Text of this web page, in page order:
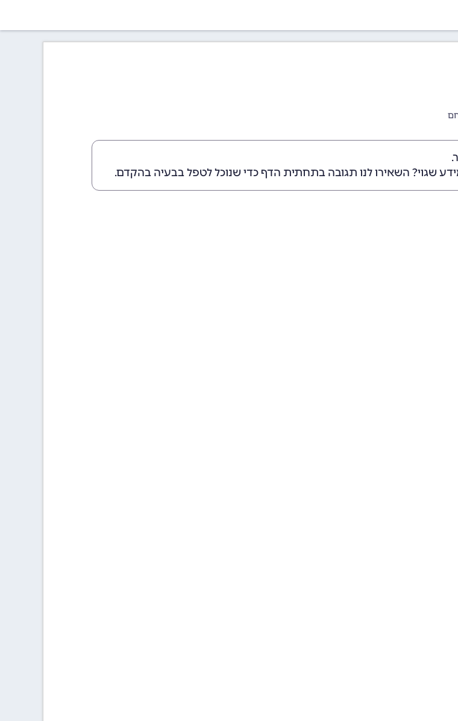
שגוי? השאירו לנו תגובה בתחתית הדף כדי שנוכל לטפל בבעיה בהקדם.